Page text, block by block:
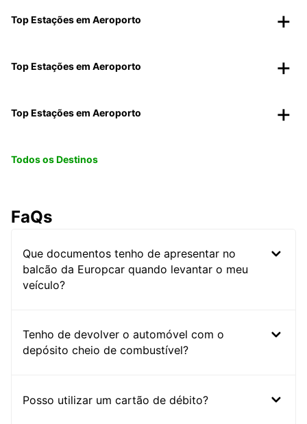
Top Estações em Aeroporto
Top Estações em Aeroporto
Top Estações em Aeroporto
Todos os Destinos
FaQs
Que documentos tenho de apresentar no
balcão da Europcar quando levantar o meu
veículo?
Tenho de devolver o automóvel com o
depósito cheio de combustível?
Posso utilizar um cartão de débito?